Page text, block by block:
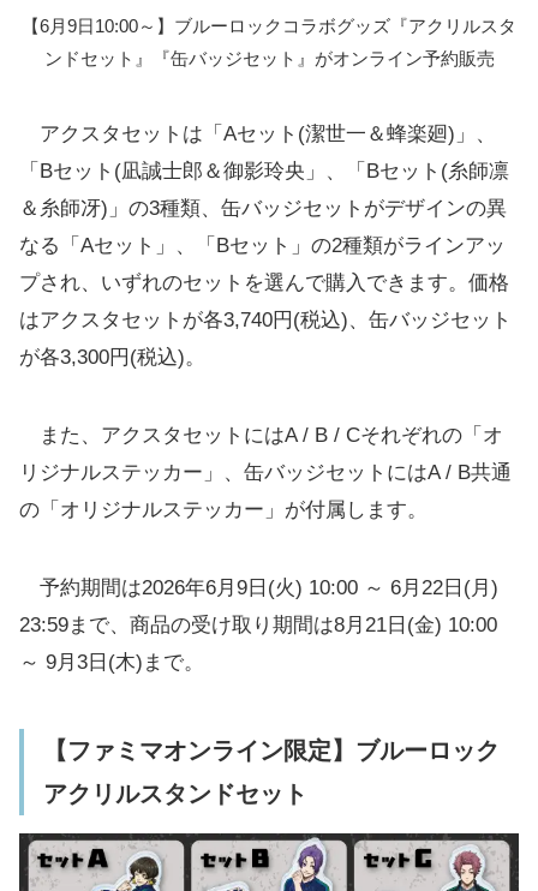
【6月9日10:00～】ブルーロックコラボグッズ『アクリルスタ
ンドセット』『缶バッジセット』がオンライン予約販売
アクスタセットは「Aセット(潔世一＆蜂楽廻)」、
「Bセット(凪誠士郎＆御影玲央」、「Bセット(糸師凛
＆糸師冴)」の3種類、缶バッジセットがデザインの異
なる「Aセット」、「Bセット」の2種類がラインアッ
プされ、いずれのセットを選んで購入できます。価格
はアクスタセットが各3,740円(税込)、缶バッジセット
が各3,300円(税込)。
また、アクスタセットにはA / B / Cそれぞれの「オ
リジナルステッカー」、缶バッジセットにはA / B共通
の「オリジナルステッカー」が付属します。
予約期間は2026年6月9日(火) 10:00 ～ 6月22日(月)
23:59まで、商品の受け取り期間は8月21日(金) 10:00
～ 9月3日(木)まで。
【ファミマオンライン限定】ブルーロック
アクリルスタンドセット